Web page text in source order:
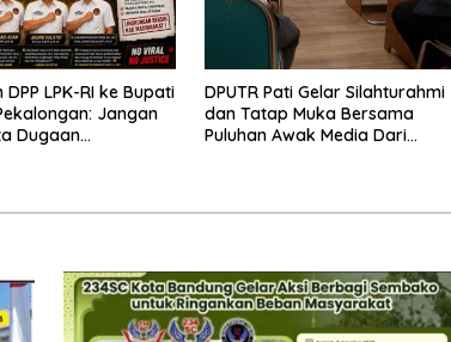
LPK-RI ke Bupati
Jangan
Dugaan
DPUTR Pati Gelar Silahturahmi
dan Tatap Muka Bersama
Puluhan Awak Media Dari